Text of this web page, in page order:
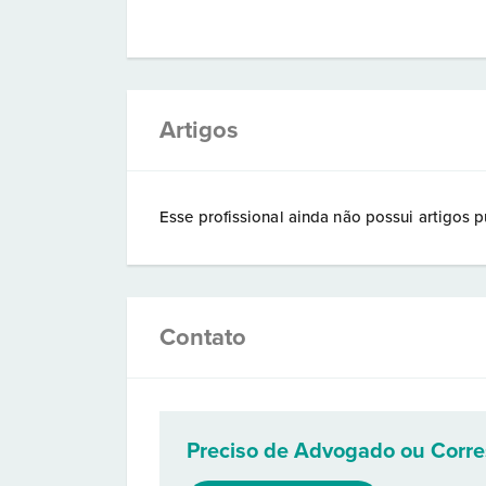
Artigos
Esse profissional ainda não possui artigos
Contato
Preciso de Advogado ou